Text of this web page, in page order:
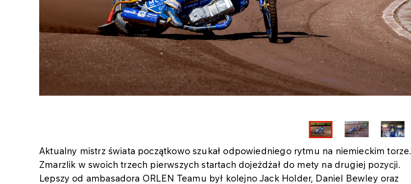
Aktualny mistrz świata początkowo szukał odpowiedniego rytmu na niemieckim torze.
Zmarzlik w swoich trzech pierwszych startach dojeżdżał do mety na drugiej pozycji.
Lepszy od ambasadora ORLEN Teamu był kolejno Jack Holder, Daniel Bewley oraz